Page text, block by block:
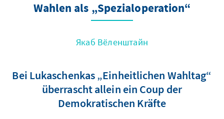
Wahlen als „Spezialoperation“
Якаб Вёленштайн
Bei Lukaschenkas „Einheitlichen Wahltag“
überrascht allein ein Coup der
Demokratischen Kräfte